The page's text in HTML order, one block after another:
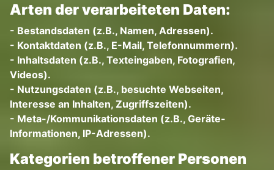
Arten der verarbeiteten Daten:
- Bestandsdaten (z.B., Namen, Adressen).
- Kontaktdaten (z.B., E-Mail, Telefonnummern).
- Inhaltsdaten (z.B., Texteingaben, Fotografien,
Videos).
- Nutzungsdaten (z.B., besuchte Webseiten,
Interesse an Inhalten, Zugriffszeiten).
- Meta-/Kommunikationsdaten (z.B., Geräte-
Informationen, IP-Adressen).
Kategorien betroffener Personen